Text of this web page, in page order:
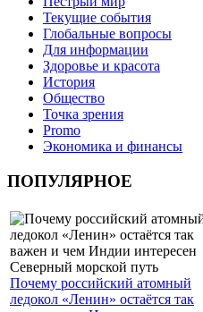
Текущие события
Глобальные вопросы
Для информации
Здоровье и красота
История
Общество
Точка зрения
Promo
Экономика и финансы
ПОПУЛЯРНОЕ
Почему российский атомный
ледокол «Ленин» остаётся так